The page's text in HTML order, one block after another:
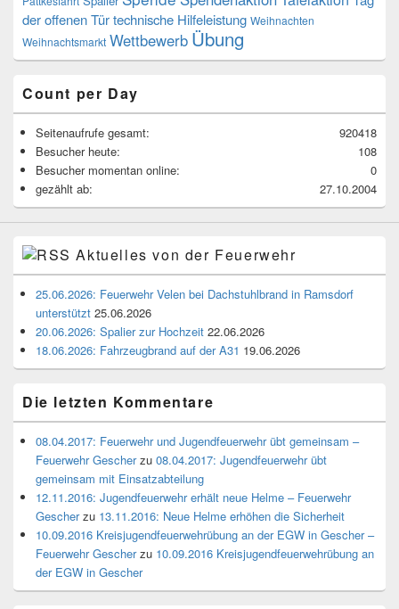
der offenen Türtechnische Hilfeleistung Weihnachten
Weihnachtsmarkt Wettbewerb Übung
Count per Day
920418
Seitenaufrufe gesamt:
108
Besucher heute:
0
Besucher momentan online:
27.10.2004
gezählt ab:
Aktuelles von der Feuerwehr
25.06.2026: Feuerwehr Velen bei Dachstuhlbrand in Ramsdorf
unterstützt 25.06.2026
20.06.2026: Spalier zur Hochzeit 22.06.2026
18.06.2026: Fahrzeugbrand auf der A31 19.06.2026
Die letzten Kommentare
08.04.2017: Feuerwehr und Jugendfeuerwehr übt gemeinsam –
Feuerwehr Gescherzu 08.04.2017: Jugendfeuerwehr übt
gemeinsam mit Einsatzabteilung
12.11.2016: Jugendfeuerwehr erhält neue Helme – Feuerwehr
Gescherzu 13.11.2016: Neue Helme erhöhen die Sicherheit
10.09.2016 Kreisjugendfeuerwehrübung an der EGW in Gescher –
Feuerwehr Gescherzu 10.09.2016 Kreisjugendfeuerwehrübung an
der EGW in Gescher